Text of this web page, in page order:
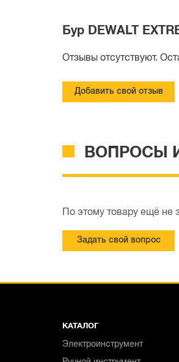
Бур DEWALT
Отзывы отсутствуют.
Добавить свой отзыв
ВОПРОСЫ
По этому товару ещё не
Задать свой вопрос
КАТАЛОГ
Электроинструмент